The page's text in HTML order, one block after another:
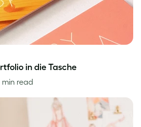
in die Tasche
min read